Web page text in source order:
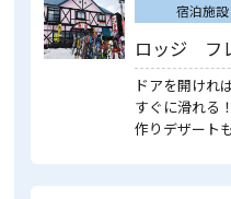
宿泊施設
ロッジ フ
ドアを開けれ
すぐに滑れる
作りデザート